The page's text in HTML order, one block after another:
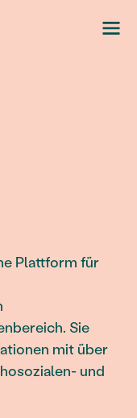
Plattform für
Sie
mit über
und